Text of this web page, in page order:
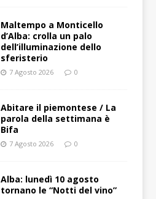
Maltempo a Monticello
d’Alba: crolla un palo
dell’illuminazione dello
sferisterio
7 Agosto 2026 0
Abitare il piemontese / La
parola della settimana è
Bifa
7 Agosto 2026 0
Alba: lunedì 10 agosto
tornano le “Notti del vino”